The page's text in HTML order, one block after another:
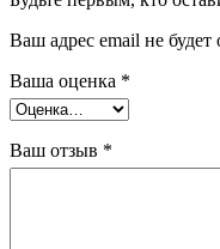
Ваш адрес email не будет
Ваша оценка *
Ваш отзыв *